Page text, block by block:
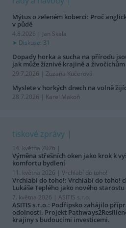
Mýtus o zeleném koberci: Proč
v půdě
4.8.2026 | Jan Skala
Diskuse: 31
Dopady horka a sucha na přírodu
jak může žíznivé krajině a
29.7.2026 | Zuzana Kučerová
Myslete v horkých dnech na volně
28.7.2026 | Karel Makoň
tiskové zprávy
14. května 2026 |
Výměna střešních oken jako krok k
komfortu bydlení
11. května 2026 | Vrchlabí do toho!
Vrchlabí do toho!: Vrchlabí do toho!
Lukáše Teplého jako nového starostu
7. května 2026 | ASITIS s.r.o.
ASITIS s.r.o.: Podřipsko zahájilo
odolnosti. Projekt
krajiny s budoucími investicemi.